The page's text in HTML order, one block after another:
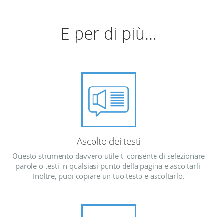
E per di più...
Ascolto dei testi
Questo strumento davvero utile ti consente di selezionare
parole o testi in qualsiasi punto della pagina e ascoltarli.
Inoltre, puoi copiare un tuo testo e ascoltarlo.